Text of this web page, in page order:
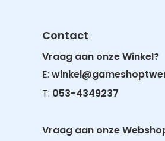
Contact
Vraag aan onze Winkel?
E:
T: 053-4349237
Vraag aan onze